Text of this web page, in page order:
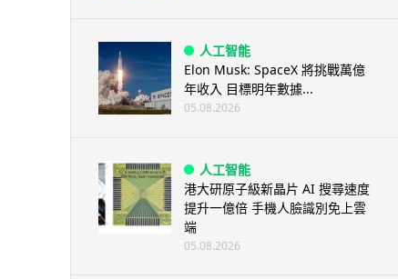
人工智能
Elon Musk: SpaceX 將挑戰萬億
年收入 目標明年數據...
05.08.2026
人工智能
港大研原子級新晶片 AI 搜尋速度
提升一億倍 手機人臉識別免上雲
端
05.08.2026